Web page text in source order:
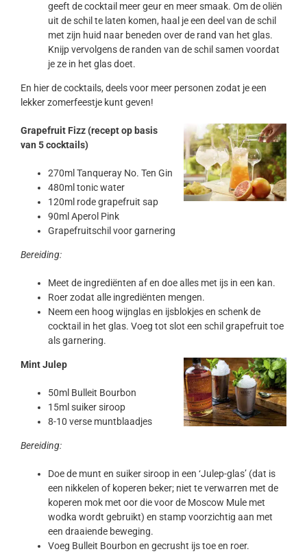
geeft de cocktail meer geur en meer smaak. Om de oliën
uit de schil te laten komen, haal je een deel van de schil
met zijn huid naar beneden over de rand van het glas.
Knijp vervolgens de randen van de schil samen voordat
je ze in het glas doet.
En hier de cocktails, deels voor meer personen zodat je een
lekker zomerfeestje kunt geven!
Grapefruit Fizz (recept op basis
van 5 cocktails)
270ml Tanqueray No. Ten Gin
480ml tonic water
120ml rode grapefruit sap
90ml Aperol Pink
Grapefruitschil voor garnering
Bereiding:
Meet de ingrediënten af en doe alles met ijs in een kan.
Roer zodat alle ingrediënten mengen.
Neem een hoog wijnglas en ijsblokjes en schenk de
cocktail in het glas. Voeg tot slot een schil grapefruit toe
als garnering.
Mint Julep
50ml Bulleit Bourbon
15ml suiker siroop
8-10 verse muntblaadjes
Bereiding:
Doe de munt en suiker siroop in een ‘Julep-glas’ (dat is
een nikkelen of koperen beker; niet te verwarren met de
koperen mok met oor die voor de Moscow Mule met
wodka wordt gebruikt) en stamp voorzichtig aan met
een draaiende beweging.
Voeg Bulleit Bourbon en gecrusht ijs toe en roer.